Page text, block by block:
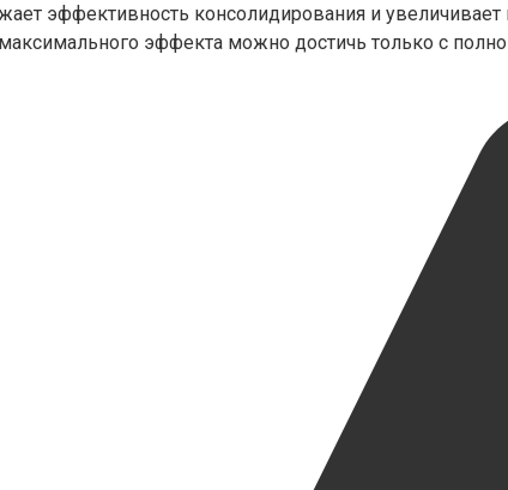
эффективность консолидирования и
эффекта можно достичь только с